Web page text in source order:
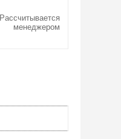
Рассчитывается
менеджером